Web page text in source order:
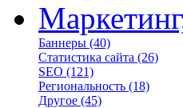
Баннеры (40)
Статистика сайта (26)
SEO (121)
Региональность (18)
Другое (45)